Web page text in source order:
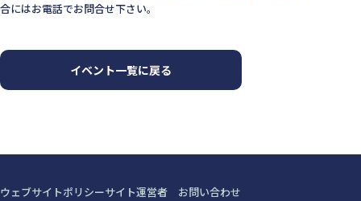
合にはお電話でお問合せ下さい。
イベント一覧に戻る
ウェブサイトポリシーサイト運営者 お問い合わせ